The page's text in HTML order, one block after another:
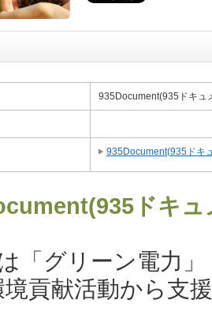
935Document(935ドキュ
935Document(935ドキ
ドキ
「グリーン電力
境貢献活動から支